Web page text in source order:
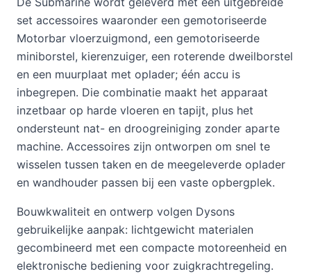
set accessoires waaronder een gemotoriseerde
Motorbar vloerzuigmond, een gemotoriseerde
miniborstel, kierenzuiger, een roterende dweilborstel
en een muurplaat met oplader; één accu is
inbegrepen. Die combinatie maakt het apparaat
inzetbaar op harde vloeren en tapijt, plus het
ondersteunt nat- en droogreiniging zonder aparte
machine. Accessoires zijn ontworpen om snel te
wisselen tussen taken en de meegeleverde oplader
en wandhouder passen bij een vaste opbergplek.
Bouwkwaliteit en ontwerp volgen Dysons
gebruikelijke aanpak: lichtgewicht materialen
gecombineerd met een compacte motoreenheid en
elektronische bediening voor zuigkrachtregeling.